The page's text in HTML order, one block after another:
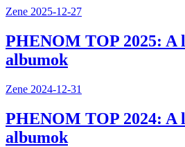
Zene 2025-12-27
PHENOM TOP 2025: A
albumok
Zene 2024-12-31
PHENOM TOP 2024: A
albumok